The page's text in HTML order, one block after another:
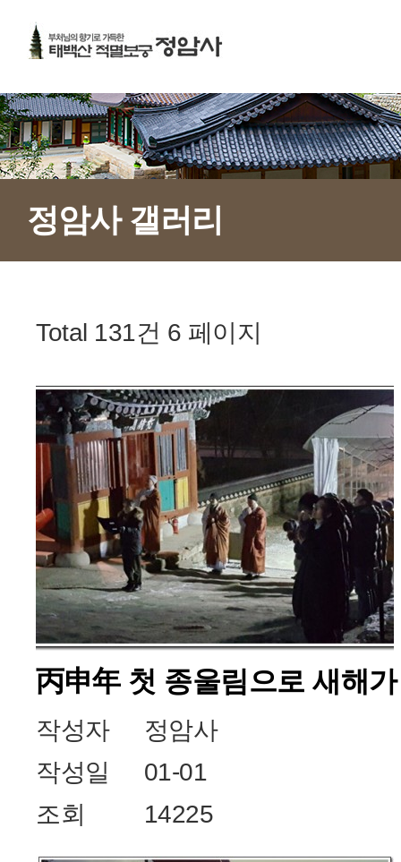
정암사 갤러리
Total 131건 6 페이지
丙申年 첫 종울림으로 새해
작성자
정암사
작성일
01-01
조회
14225